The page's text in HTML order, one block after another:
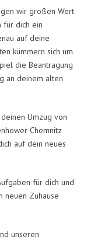
wir großen Wert
für dich ein
auf deine
kümmern sich um
die Beantragung
an deinem alten
Umzug von
Chemnitz
auf dein neues
für dich und
neuen Zuhause
unseren